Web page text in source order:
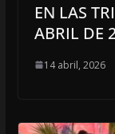
EN LAS
ABRIL DE
14 abril, 2026